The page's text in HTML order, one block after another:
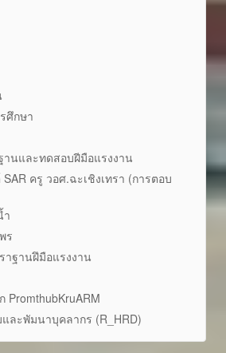
ศึกษา
นและทดสอบฝีมือแรงงาน
ครู วอศ.ฉะเชิงเทรา (การตอบ
ำ
ร
ฐานฝึมือแรงงาน
PromthubKruARM
ละพัมนาบุคลากร (R_HRD)